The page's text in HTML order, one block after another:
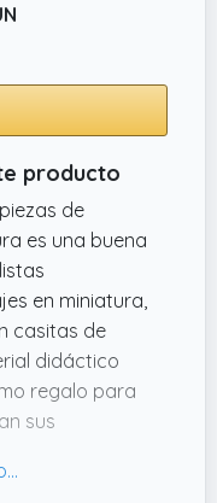
producto
de
es una buena
en miniatura,
casitas de
didáctico
regalo para
sus
es el